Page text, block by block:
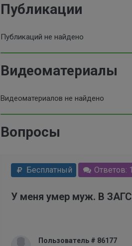
Публикации
Публикаций не найдено
Видеоматериалы
Видеоматериалов не найдено
Вопросы
Бесплатный Ответов: 1
У меня умер муж. В
Пользователь # 86177